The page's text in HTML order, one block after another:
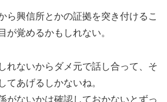
ら興信所とかの証拠を突き付けるこ
が覚めるかもしれない。
れないからダメ元で話し合って、そ
てあげるしかないね。
がないかは確認しておかないとずっ